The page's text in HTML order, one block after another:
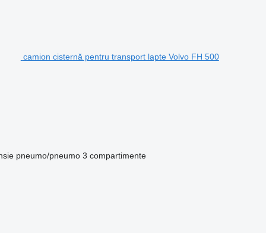
camion cisternă pentru transport lapte Volvo FH 500
pneumo/pneumo 3 compartimente